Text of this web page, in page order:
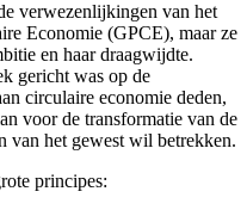
verwezenlijkingen van het
Economie (GPCE), maar ze
en haar draagwijdte.
gericht was op de
circulaire economie deden,
voor de transformatie van de
van het gewest wil betrekken.
principes: